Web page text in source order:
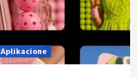
Aplikacione